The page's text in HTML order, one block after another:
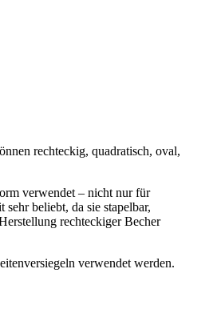
rechteckig, quadratisch, oval,
verwendet – nicht nur für
beliebt, da sie stapelbar,
rechteckiger Becher
verwendet werden.